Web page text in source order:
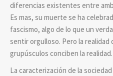
diferencias existentes entre
Es mas, su muerte se ha
fascismo, algo de lo que un
sentir orgulloso. Pero la
grupúsculos conciben la realidad.
La caracterización de la